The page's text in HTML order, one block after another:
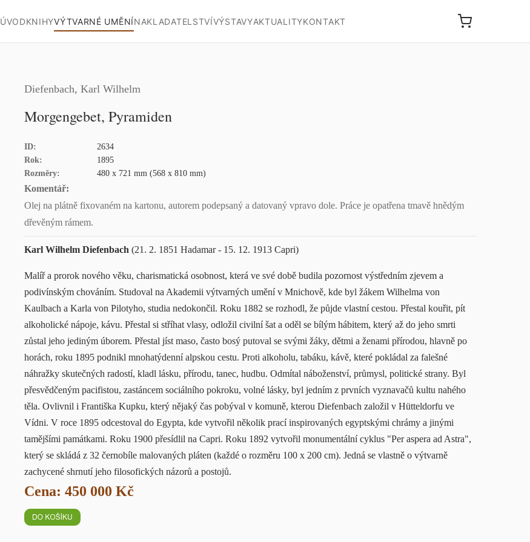
ÚVODKNIHYVÝTVARNÉ UMĚNÍNAKLADATELSTVÍVÝSTAVYAKTUALITYKONTAKT
Diefenbach, Karl Wilhelm
Morgengebet, Pyramiden
ID:
2634
Rok:
1895
Rozměry:
480 x 721 mm (568 x 810 mm)
Komentář:
Olej na plátně fixovaném na kartonu, autorem podepsaný a datovaný vpravo dole. Práce je opatřena tmavě hnědým
dřevěným rámem.
Karl Wilhelm Diefenbach (21. 2. 1851 Hadamar - 15. 12. 1913 Capri)
Malíř a prorok nového věku, charismatická osobnost, která ve své době budila pozornost výstředním zjevem a
podivínským chováním. Studoval na Akademii výtvarných umění v Mnichově, kde byl žákem Wilhelma von
Kaulbach a Karla von Pilotyho, studia nedokončil. Roku 1882 se rozhodl, že půjde vlastní cestou. Přestal kouřit, pít
alkoholické nápoje, kávu. Přestal si stříhat vlasy, odložil civilní šat a oděl se bílým hábitem, který až do jeho smrti
zůstal jeho jediným úborem. Přestal jíst maso, často bosý putoval se svými žáky, dětmi a ženami přírodou, hlavně po
horách, roku 1895 podnikl mnohatýdenní alpskou cestu. Proti alkoholu, tabáku, kávě, které pokládal za falešné
náhražky skutečných radostí, kladl lásku, přírodu, tanec, hudbu. Odmítal náboženství, průmysl, politické strany. Byl
přesvědčeným pacifistou, zastáncem sociálního pokroku, volné lásky, byl jedním z prvních vyznavačů kultu nahého
těla. Ovlivnil i Františka Kupku, který nějaký čas pobýval v komuně, kterou Diefenbach založil v Hütteldorfu ve
Vídni. V roce 1895 odcestoval do Egypta, kde vytvořil několik prací inspirovaných egyptskými chrámy a jinými
tamějšími památkami. Roku 1900 přesídlil na Capri. Roku 1892 vytvořil monumentální cyklus "Per aspera ad Astra",
který se skládá z 32 černobíle malovaných pláten (každé o rozměru 100 x 200 cm). Jedná se vlastně o výtvarně
zachycené shrnutí jeho filosofických názorů a postojů.
Cena: 450 000 Kč